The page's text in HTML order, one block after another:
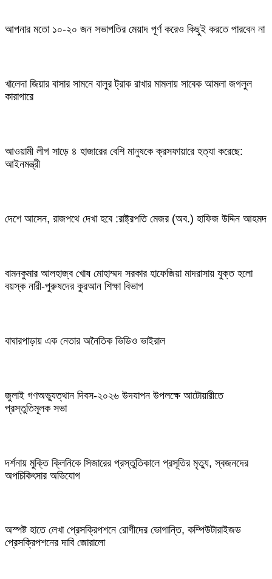
আপনার মতো ১০-২০ জন সভাপতির মেয়াদ পূর্ণ করেও কিছুই করতে পারবেন না
খালেদা জিয়ার বাসার সামনে বালুর ট্রাক রাখার মামলায় সাবেক আমলা জগলুল
কারাগারে
আওয়ামী লীগ সাড়ে ৪ হাজারের বেশি মানুষকে ক্রসফায়ারে হত্যা করেছে:
আইনমন্ত্রী
দেশে আসেন, রাজপথে দেখা হবে :রাষ্ট্রপতি মেজর (অব.) হাফিজ উদ্দিন আহমদ
বামনকুমার আলহাজ্ব খোষ মোহাম্মদ সরকার হাফেজিয়া মাদরাসায় যুক্ত হলো
বয়স্ক নারী-পুরুষদের কুরআন শিক্ষা বিভাগ
বাঘারপাড়ায় এক নেতার অনৈতিক ভিডিও ভাইরাল
জুলাই গণঅভ্যুত্থান দিবস-২০২৬ উদযাপন উপলক্ষে আটোয়ারীতে
প্রস্তুতিমূলক সভা
দর্শনায় মুক্তি ক্লিনিকে সিজারের প্রস্তুতিকালে প্রসূতির মৃত্যু, স্বজনদের
অপচিকিৎসার অভিযোগ
অস্পষ্ট হাতে লেখা প্রেসক্রিপশনে রোগীদের ভোগান্তি, কম্পিউটারাইজড
প্রেসক্রিপশনের দাবি জোরালো